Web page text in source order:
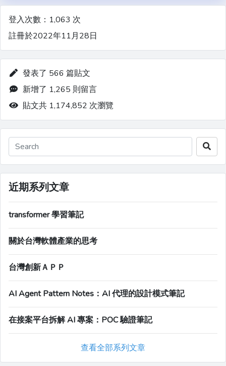
登入次數：1,063 次
註冊於2022年11月28日
發表了 566 篇貼文
新增了 1,265 則留言
貼文共 1,174,852 次瀏覽
近期系列文章
transformer 學習筆記
關於台灣軟體產業的思考
台灣創新ＡＰＰ
AI Agent Pattern Notes：AI 代理的設計模式筆記
在接案平台拆解 AI 專案：POC 驗證筆記
查看全部系列文章